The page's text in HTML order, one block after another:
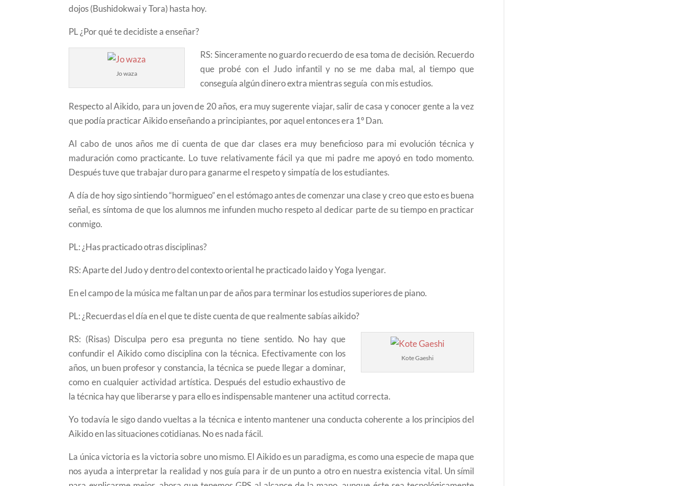
dojos (Bushidokwai y Tora) hasta hoy.
PL ¿Por qué te decidiste a enseñar?
Jo waza
RS: Sinceramente no guardo recuerdo de esa toma de decisión. Recuerdo
que probé con el Judo infantil y no se me daba mal, al tiempo que
conseguía algún dinero extra mientras seguía con mis estudios.
Respecto al Aikido, para un joven de 20 años, era muy sugerente viajar, salir de casa y conocer gente a la vez
que podía practicar Aikido enseñando a principiantes, por aquel entonces era 1º Dan.
Al cabo de unos años me di cuenta de que dar clases era muy beneficioso para mi evolución técnica y
maduración como practicante. Lo tuve relativamente fácil ya que mi padre me apoyó en todo momento.
Después tuve que trabajar duro para ganarme el respeto y simpatía de los estudiantes.
A día de hoy sigo sintiendo “hormigueo” en el estómago antes de comenzar una clase y creo que esto es buena
señal, es síntoma de que los alumnos me infunden mucho respeto al dedicar parte de su tiempo en practicar
conmigo.
PL: ¿Has practicado otras disciplinas?
RS: Aparte del Judo y dentro del contexto oriental he practicado Iaido y Yoga Iyengar.
En el campo de la música me faltan un par de años para terminar los estudios superiores de piano.
PL: ¿Recuerdas el día en el que te diste cuenta de que realmente sabías aikido?
Kote Gaeshi
RS: (Risas) Disculpa pero esa pregunta no tiene sentido. No hay que
confundir el Aikido como disciplina con la técnica. Efectivamente con los
años, un buen profesor y constancia, la técnica se puede llegar a dominar,
como en cualquier actividad artística. Después del estudio exhaustivo de
la técnica hay que liberarse y para ello es indispensable mantener una actitud correcta.
Yo todavía le sigo dando vueltas a la técnica e intento mantener una conducta coherente a los principios del
Aikido en las situaciones cotidianas. No es nada fácil.
La única victoria es la victoria sobre uno mismo. El Aikido es un paradigma, es como una especie de mapa que
nos ayuda a interpretar la realidad y nos guía para ir de un punto a otro en nuestra existencia vital. Un símil